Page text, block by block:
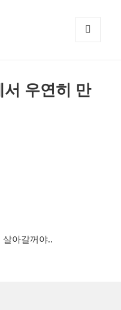
우연히 만
아갈꺼야..